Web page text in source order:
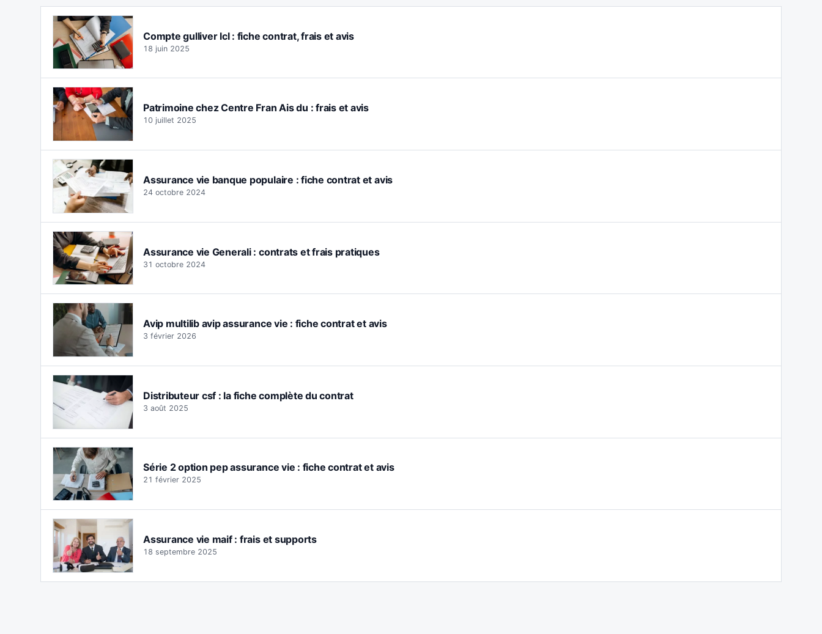
Compte gulliver lcl : fiche contrat, frais et avis
18 juin 2025
Patrimoine chez Centre Fran Ais du : frais et avis
10 juillet 2025
Assurance vie banque populaire : fiche contrat et avis
24 octobre 2024
Assurance vie Generali : contrats et frais pratiques
31 octobre 2024
Avip multilib avip assurance vie : fiche contrat et avis
3 février 2026
Distributeur csf : la fiche complète du contrat
3 août 2025
Série 2 option pep assurance vie : fiche contrat et avis
21 février 2025
Assurance vie maif : frais et supports
18 septembre 2025